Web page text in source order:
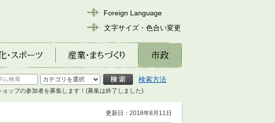
Foreign Language
文字サイズ・色合い変更
ーツ 産業・まちづくり 市政
検索方法
ョップの参加者を募集します！(募集は終了しました)
更新日：2018年8月11日